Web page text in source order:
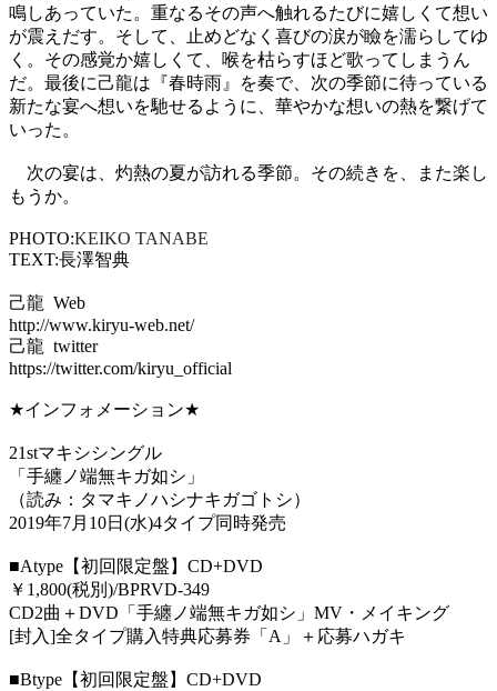
鳴しあっていた。重なるその声へ触れるたびに嬉しくて想い
が震えだす。そして、止めどなく喜びの涙が瞼を濡らしてゆ
く。その感覚か嬉しくて、喉を枯らすほど歌ってしまうん
だ。最後に己龍は『春時雨』を奏で、次の季節に待っている
新たな宴へ想いを馳せるように、華やかな想いの熱を繋げて
いった。
次の宴は、灼熱の夏が訪れる季節。その続きを、また楽し
もうか。
PHOTO:KEIKO TANABE
TEXT:長澤智典
己龍 Web
http://www.kiryu-web.net/
己龍 twitter
https://twitter.com/kiryu_official
★インフォメーション★
21stマキシシングル
「手纏ノ端無キガ如シ」
（読み：タマキノハシナキガゴトシ）
2019年7月 10日 (水)4タイプ同時発売
■Atype 【初回限定盤】 CD+DVD
￥ 1,800(税別 )/BPRVD-349
CD2曲＋DVD 「手纏ノ端無キガ如シ」 MV ・メイキング
[封入]全タイプ購入特典応募券「 A 」＋応募ハガキ
■Btype 【初回限定盤】 CD+DVD